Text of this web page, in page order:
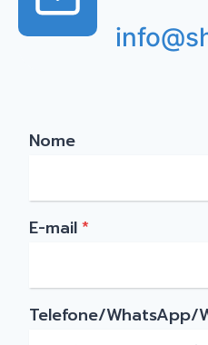
Nome
E-mail*
Telefone/WhatsApp/